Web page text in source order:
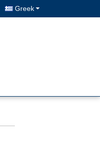
Greek